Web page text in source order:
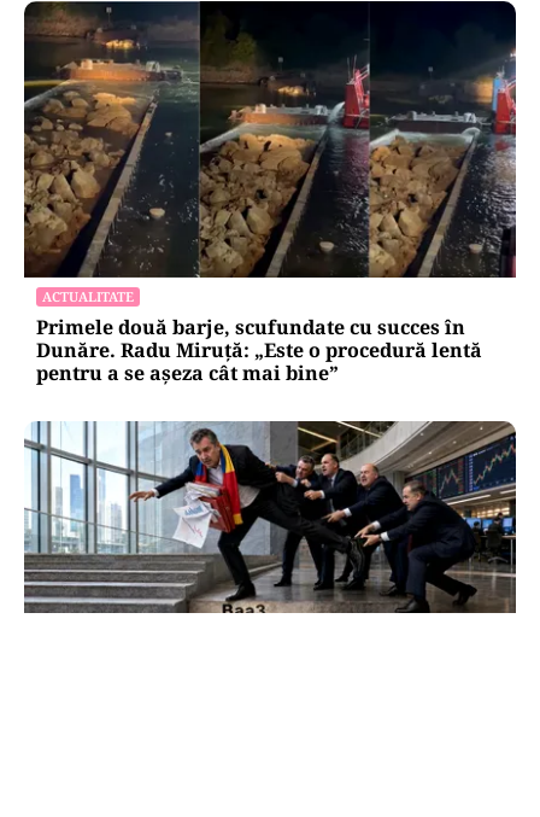
ACTUALITATE
Primele două barje, scufundate cu succes în
Dunăre. Radu Miruță: „Este o procedură lentă
pentru a se așeza cât mai bine”